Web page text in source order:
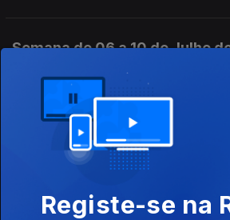
Semana de 06 a 10 de Julho
Pete Seeger e “Yankee Doodle”
10 jul. 2026
Registe-se na